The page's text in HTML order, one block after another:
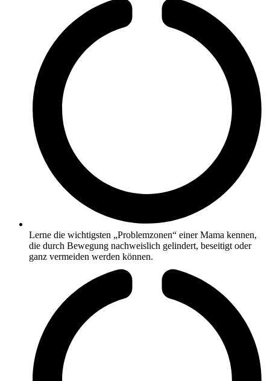
Lerne die wichtigsten „Problemzonen“ einer Mama kennen,
die durch Bewegung nachweislich gelindert, beseitigt oder
ganz vermeiden werden können.